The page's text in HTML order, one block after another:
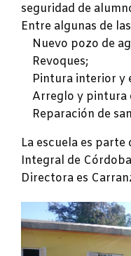
seguridad de
Entre algunas de
Nuevo pozo de
Revoques;
Pintura interior y
Arreglo y pintura
Reparación de
La escuela es
Integral de
Directora es